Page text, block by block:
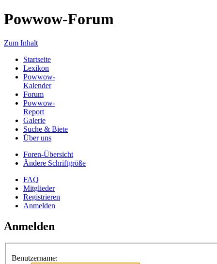
Powwow-Forum
Zum Inhalt
Startseite
Lexikon
Powwow-
Kalender
Forum
Powwow-
Report
Galerie
Suche & Biete
Über uns
Foren-Übersicht
Ändere Schriftgröße
FAQ
Mitglieder
Registrieren
Anmelden
Anmelden
Benutzername: